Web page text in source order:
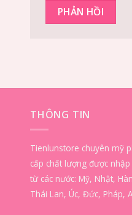
THÔNG TIN
Tienlunstore chuyên mỹ
cấp chất lượng được
từ các nước: Mỹ, Nhật,
Thái Lan, Úc, Đức, Pháp,